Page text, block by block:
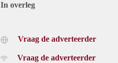
In overleg
Vraag de adverteerder
Vraag de adverteerder